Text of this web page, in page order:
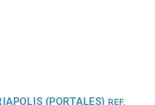
(PORTALES) REF.